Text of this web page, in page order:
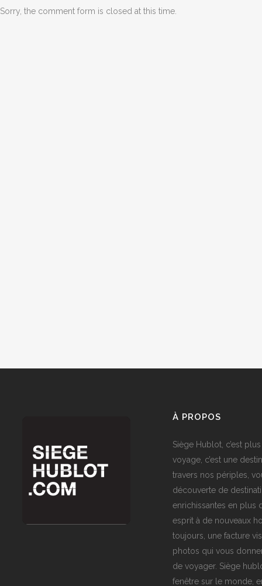
Sorry, the comment form is closed at this time.
À PROPOS
Siège Hublot, c’est
voyage, c’est une
travers nos périples,
découverte de
enrichissantes en plus
esprit à de nouveaux
toujours, une facture
photos qui vous
de voyager. Siège
fenêtre sur le monde,